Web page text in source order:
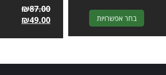
בחר אפשרויות
t
r
₪87.00
₪49.00